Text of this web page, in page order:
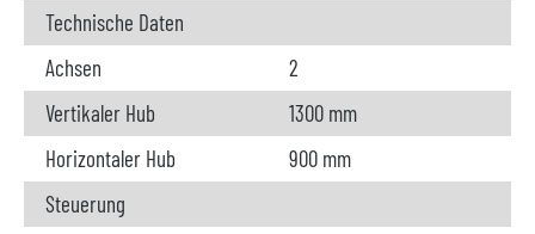
Technische Daten
Achsen
2
Vertikaler Hub
1300 mm
Horizontaler Hub
900 mm
Steuerung